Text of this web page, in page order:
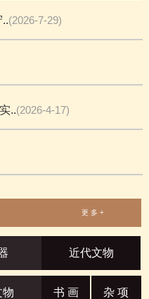
(2026-7-29)
..(2026-4-17)
更 多 +
近代文物
物 书 画 杂 项